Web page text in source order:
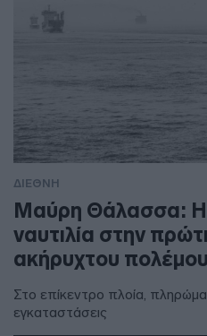
ΔΙΕΘΝΗ
Μαύρη Θάλασσα: Η
ναυτιλία στην
ακήρυχτου πολέμου
Στο επίκεντρο πλοία,
εγκαταστάσεις